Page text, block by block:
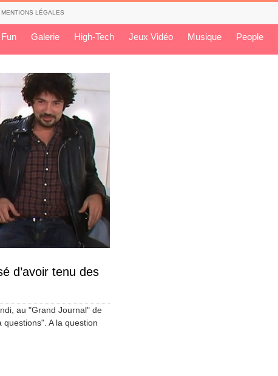
MENTIONS LÉGALES
Fun Galerie High-Tech Jeux Vidéo Musique People
d’avoir tenu des
au "Grand Journal" de
A la question